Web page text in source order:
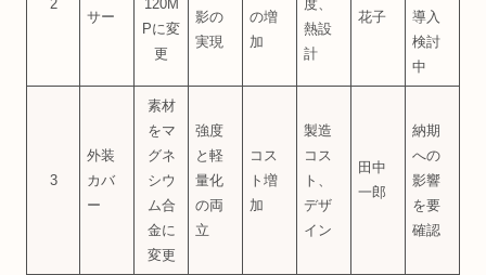
2
サー
120M
Pに変
更
影の
実現
の増
加
度、
熱設
計
花子
導入
検討
中
3
外装
カバ
ー
素材
をマ
グネ
シウ
ム合
金に
変更
強度
と軽
量化
の両
立
コス
ト増
加
製造
コス
ト、
デザ
イン
田中
一郎
納期
への
影響
を要
確認